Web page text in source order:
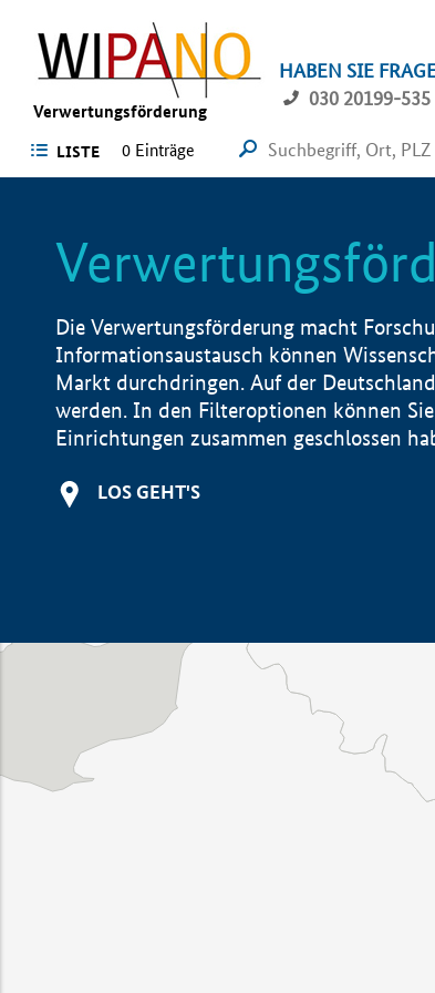
Verwertungsförderung
HABEN SIE
030 20199-535
LISTE 0 Einträge
Die Verwertungsförderung macht
Informationsaustausch können
Markt durchdringen. Auf der
werden. In den Filteroptionen können
Einrichtungen zusammen geschlossen
LOS GEHT'S